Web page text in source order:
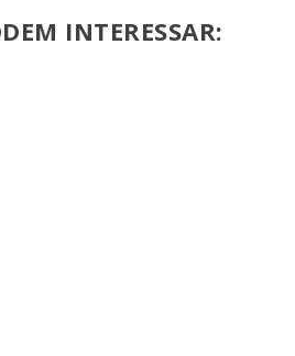
INTERESSAR: